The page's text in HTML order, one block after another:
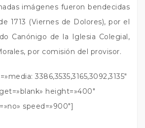
imágenes fueron bendecidas
1713 (Viernes de Dolores), por el
Canónigo de la Iglesia Colegial,
por comisión del provisor.
3386,3535,3165,3092,3135″
height=»400″
speed=»900″]